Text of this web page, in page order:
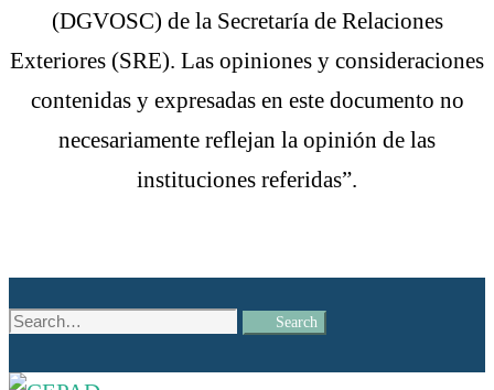
(DGVOSC) de la Secretaría de Relaciones
Exteriores (SRE). Las opiniones y consideraciones
contenidas y expresadas en este documento no
necesariamente reflejan la opinión de las
instituciones referidas”.
Search
Search